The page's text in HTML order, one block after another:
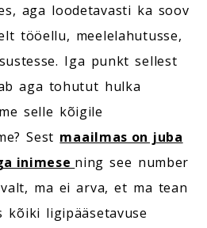
aga loodetavasti ka soov
tööellu, meelelahutusse,
Iga punkt sellest
aga tohutut hulka
selle kõigile
Sest maailmas on juba
inimese ning see number
ma ei arva, et ma tean
kõiki ligipääsetavuse